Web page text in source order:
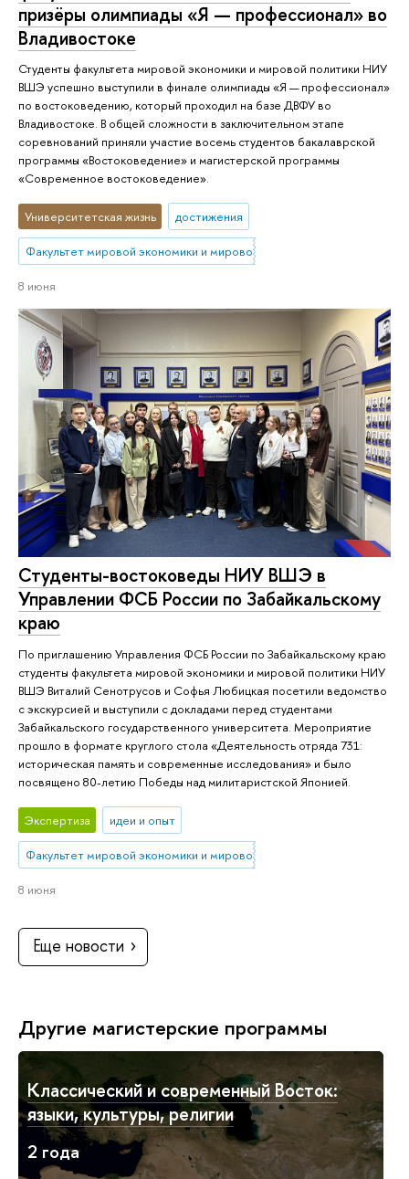
призёры олимпиады «Я — профессионал» во
Владивостоке
Студенты факультета мировой экономики и мировой политики НИУ
ВШЭ успешно выступили в финале олимпиады «Я — профессионал»
по востоковедению, который проходил на базе ДВФУ во
Владивостоке. В общей сложности в заключительном этапе
соревнований приняли участие восемь студентов бакалаврской
программы «Востоковедение» и магистерской программы
«Современное востоковедение».
Университетская жизнь достижения
Факультет мировой экономики и мировой политики
8 июня
Студенты-востоковеды НИУ ВШЭ в
Управлении ФСБ России по Забайкальскому
краю
По приглашению Управления ФСБ России по Забайкальскому краю
студенты факультета мировой экономики и мировой политики НИУ
ВШЭ Виталий Сенотрусов и Софья Любицкая посетили ведомство
с экскурсией и выступили с докладами перед студентами
Забайкальского государственного университета. Мероприятие
прошло в формате круглого стола «Деятельность отряда 731:
историческая память и современные исследования» и было
посвящено 80-летию Победы над милитаристской Японией.
Экспертиза идеи и опыт
Факультет мировой экономики и мировой политики
8 июня
Еще новости
Другие магистерские программы
Классический и современный Восток:
языки, культуры, религии
2 года